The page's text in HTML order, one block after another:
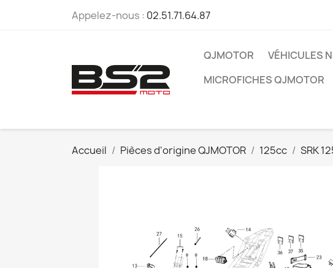
Appelez-nous : 02.51.71.64.87
QJMOTOR VÉHICULES
MICROFICHES QJMOTOR
Accueil Pièces d'origine QJMOTOR 125cc SRK